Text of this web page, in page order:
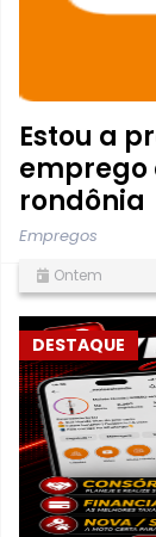
Estou a
emprego
rondônia
Empregos
Ontem
DESTAQUE